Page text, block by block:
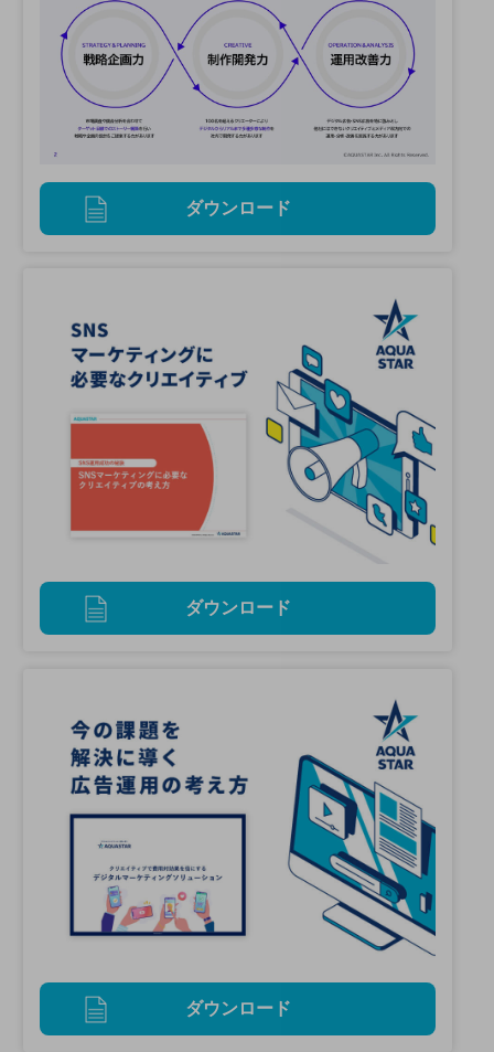
ダウンロード
ダウンロード
ダウンロード